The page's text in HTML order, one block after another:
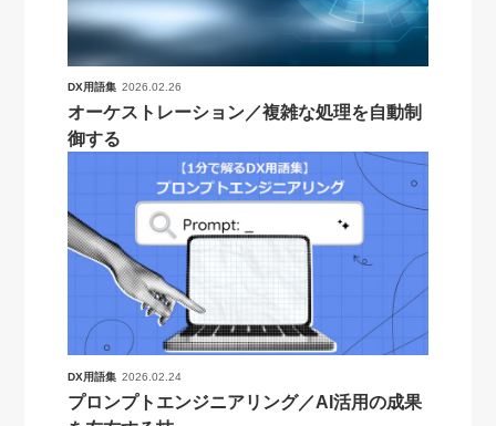
DX用語集 2026.02.26
オーケストレーション／複雑な処理を自動制
御する
DX用語集 2026.02.24
プロンプトエンジニアリング／AI活用の成果